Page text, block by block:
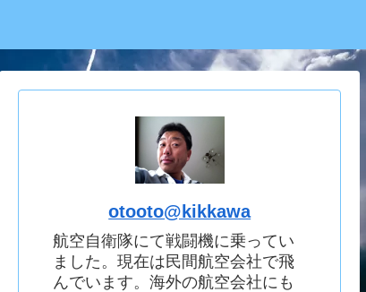
otooto@kikkawa
航空自衛隊にて戦闘機に乗ってい
ました。現在は民間航空会社で飛
んでいます。海外の航空会社にも